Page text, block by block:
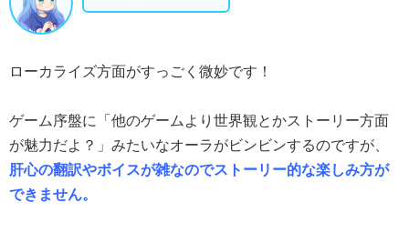
ローカライズ方面がすっごく微妙です！
ゲーム序盤に「他のゲームより世界観とかストーリー方面
が魅力だよ？」みたいなオーラがビンビンするのですが、
肝心の翻訳やボイスが雑なのでストーリー的な楽しみ方が
できません。